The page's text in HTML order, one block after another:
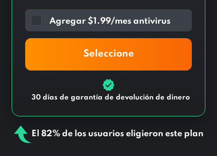
Agregar $1.99/mes antivirus
Seleccione
30 días de garantía de devolución de dinero
El 82% de los usuarios eligieron este plan